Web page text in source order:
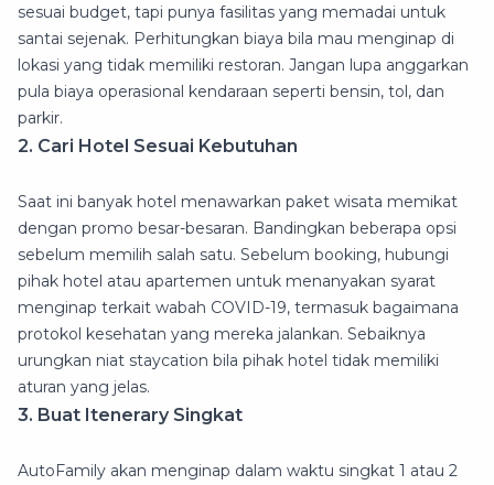
sesuai budget, tapi punya fasilitas yang memadai untuk
santai sejenak. Perhitungkan biaya bila mau menginap di
lokasi yang tidak memiliki restoran. Jangan lupa anggarkan
pula biaya operasional kendaraan seperti bensin, tol, dan
parkir.
2. Cari Hotel Sesuai Kebutuhan
Saat ini banyak hotel menawarkan paket wisata memikat
dengan promo besar-besaran. Bandingkan beberapa opsi
sebelum memilih salah satu. Sebelum booking, hubungi
pihak hotel atau apartemen untuk menanyakan syarat
menginap terkait wabah COVID-19, termasuk bagaimana
protokol kesehatan yang mereka jalankan. Sebaiknya
urungkan niat staycation bila pihak hotel tidak memiliki
aturan yang jelas.
3. Buat Itenerary Singkat
AutoFamily akan menginap dalam waktu singkat 1 atau 2